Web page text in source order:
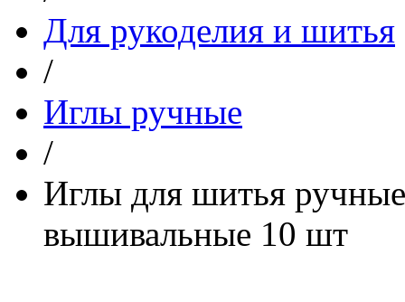
Для рукоделия и шитья
/
Иглы ручные
/
Иглы для шитья
вышивальные 10 шт